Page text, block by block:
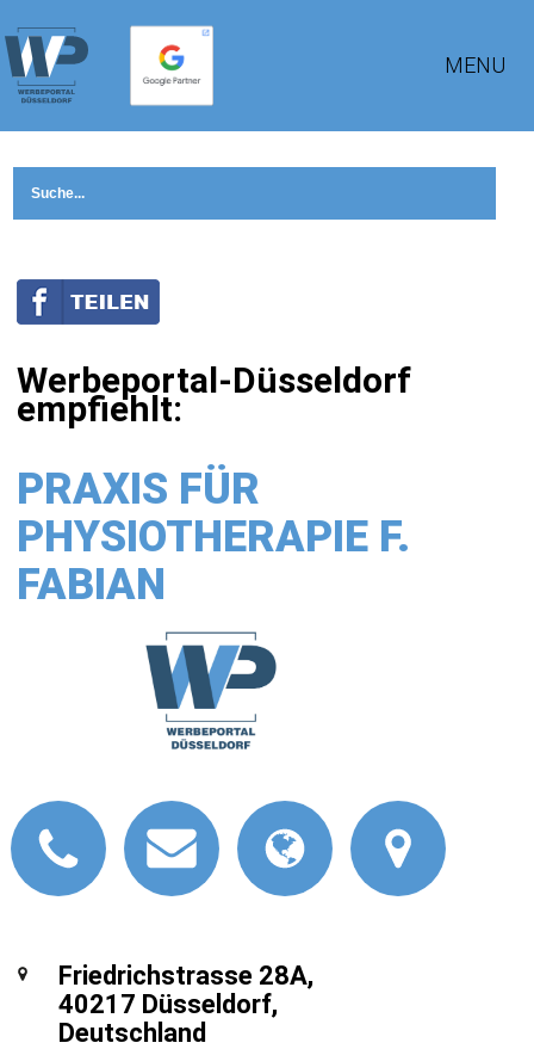
MENU
Werbeportal-Düsseldorf
empfiehlt:
PRAXIS FÜR
PHYSIOTHERAPIE F.
FABIAN
Friedrichstrasse 28A,
40217 Düsseldorf,
Deutschland